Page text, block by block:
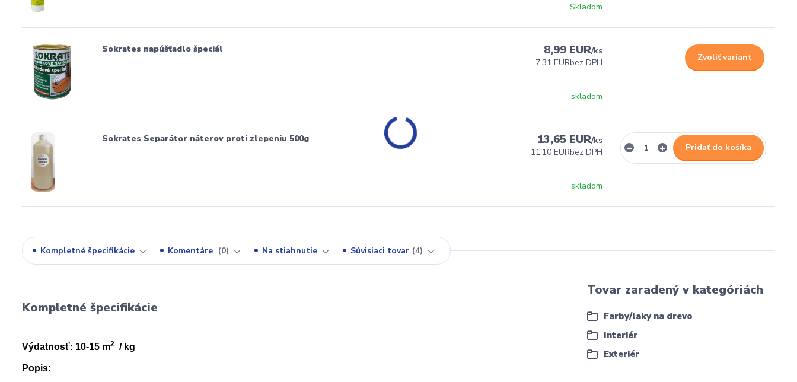
Skladom
Sokrates napúšťadlo špeciál 8,99 EUR/ks
7,31 EURbez DPH
skladom
Zvoliť variant
Sokrates Separátor náterov proti zlepeniu 500g 13,65 EUR/ks
11,10 EURbez DPH
skladom
Pridať do košíka
Kompletné špecifikácie Komentáre 0 Na stiahnutie Súvisiaci tovar 4
Kompletné špecifikácie
Výdatnosť: 10-15 m2 / kg
Popis:
Tovar zaradený v kategóriách
Farby/laky na drevo
Interiér
Exteriér